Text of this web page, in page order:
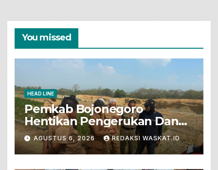
You missed
HEAD LINE
Pemkab Bojonegoro
Hentikan Pengerukan Dan
Penjualan Tanah Dari Lahan
Pertanian
AGUSTUS 6, 2026 REDAKSI WASKAT.ID